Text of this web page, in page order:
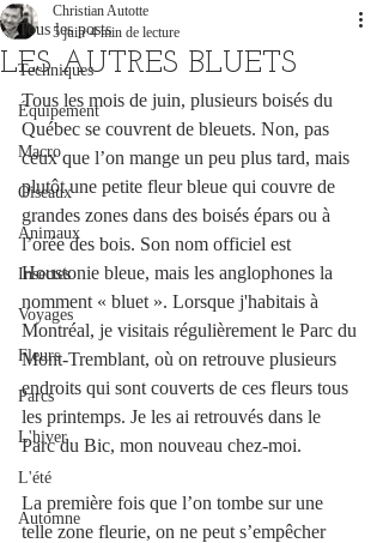
Tous les posts
Techniques
Équipement
Macro
Oiseaux
Animaux
Insectes
Voyages
Fleurs
Parcs
L'hiver
L'été
Automne
LES AUTRES BLUETS
Christian Autotte
5 juin 4 min de lecture
Tous les mois de juin, plusieurs boisés du
Québec se couvrent de bleuets. Non, pas
ceux que l’on mange un peu plus tard, mais
plutôt une petite fleur bleue qui couvre de
grandes zones dans des boisés épars ou à
l’orée des bois. Son nom officiel est
Houstonie bleue, mais les anglophones la
nomment « bluet ». Lorsque j'habitais à
Montréal, je visitais régulièrement le Parc du
Mont-Tremblant, où on retrouve plusieurs
endroits qui sont couverts de ces fleurs tous
les printemps. Je les ai retrouvés dans le
Parc du Bic, mon nouveau chez-moi.
La première fois que l’on tombe sur une
telle zone fleurie, on ne peut s’empêcher